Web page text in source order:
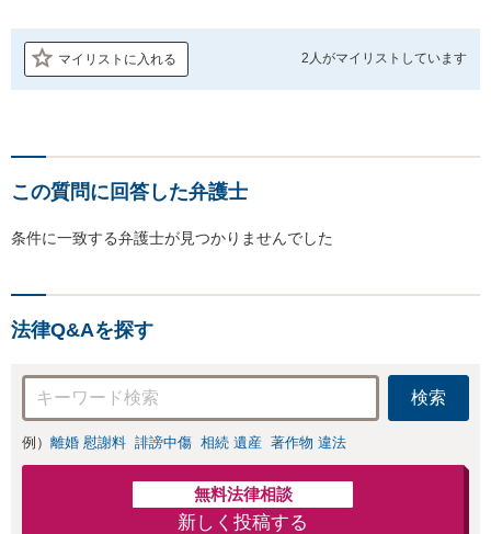
マイリストに入れる 2人がマイリストしています
この質問に回答した弁護士
条件に一致する弁護士が見つかりませんでした
法律Q&Aを探す
検索
例） 離婚 慰謝料 誹謗中傷 相続 遺産 著作物 違法
無料法律相談
新しく投稿する